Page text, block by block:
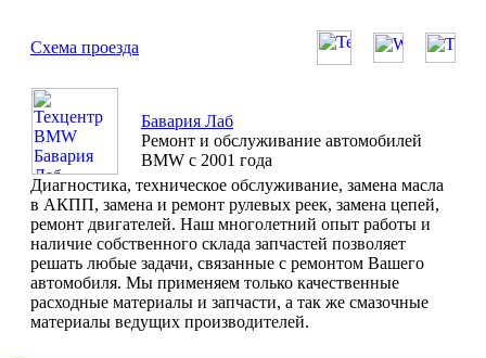
Схема проезда
Бавария Лаб
Ремонт и обслуживание автомобилей
BMW с 2001 года
Диагностика, техническое обслуживание, замена масла
в АКПП, замена и ремонт рулевых реек, замена цепей,
ремонт двигателей. Наш многолетний опыт работы и
наличие собственного склада запчастей позволяет
решать любые задачи, связанные с ремонтом Вашего
автомобиля. Мы применяем только качественные
расходные материалы и запчасти, а так же смазочные
материалы ведущих производителей.